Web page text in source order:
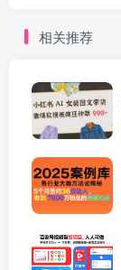
相关推荐